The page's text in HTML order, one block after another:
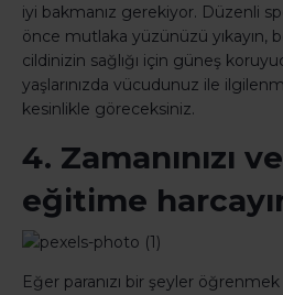
iyi bakmanız gerekiyor. Düzenli
önce mutlaka yüzünüzü yıkayın,
cildinizin sağlığı için güneş
yaşlarınızda vücudunuz ile
kesinlikle göreceksiniz.
4. Zamanınızı
eğitime
Eğer paranızı bir şeyler